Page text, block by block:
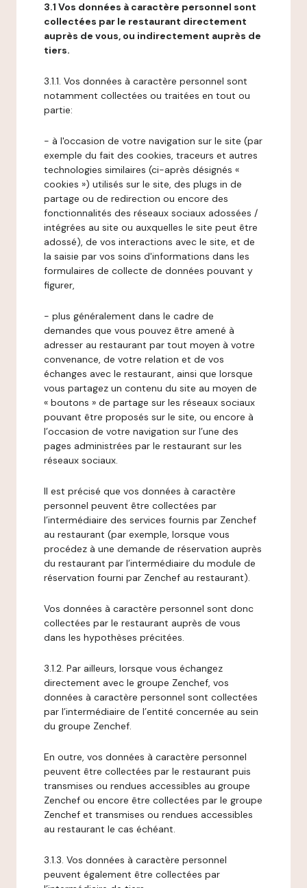
3.1 Vos données à caractère personnel sont
collectées par le restaurant directement
auprès de vous, ou indirectement auprès de
tiers.
3.1.1. Vos données à caractère personnel sont
notamment collectées ou traitées en tout ou
partie:
- à l'occasion de votre navigation sur le site (par
exemple du fait des cookies, traceurs et autres
technologies similaires (ci-après désignés «
cookies ») utilisés sur le site, des plugs in de
partage ou de redirection ou encore des
fonctionnalités des réseaux sociaux adossées /
intégrées au site ou auxquelles le site peut être
adossé), de vos interactions avec le site, et de
la saisie par vos soins d'informations dans les
formulaires de collecte de données pouvant y
figurer,
- plus généralement dans le cadre de
demandes que vous pouvez être amené à
adresser au restaurant par tout moyen à votre
convenance, de votre relation et de vos
échanges avec le restaurant, ainsi que lorsque
vous partagez un contenu du site au moyen de
« boutons » de partage sur les réseaux sociaux
pouvant être proposés sur le site, ou encore à
l’occasion de votre navigation sur l’une des
pages administrées par le restaurant sur les
réseaux sociaux.
Il est précisé que vos données à caractère
personnel peuvent être collectées par
l’intermédiaire des services fournis par Zenchef
au restaurant (par exemple, lorsque vous
procédez à une demande de réservation auprès
du restaurant par l’intermédiaire du module de
réservation fourni par Zenchef au restaurant).
Vos données à caractère personnel sont donc
collectées par le restaurant auprès de vous
dans les hypothèses précitées.
3.1.2. Par ailleurs, lorsque vous échangez
directement avec le groupe Zenchef, vos
données à caractère personnel sont collectées
par l’intermédiaire de l’entité concernée au sein
du groupe Zenchef.
En outre, vos données à caractère personnel
peuvent être collectées par le restaurant puis
transmises ou rendues accessibles au groupe
Zenchef ou encore être collectées par le groupe
Zenchef et transmises ou rendues accessibles
au restaurant le cas échéant.
3.1.3. Vos données à caractère personnel
peuvent également être collectées par